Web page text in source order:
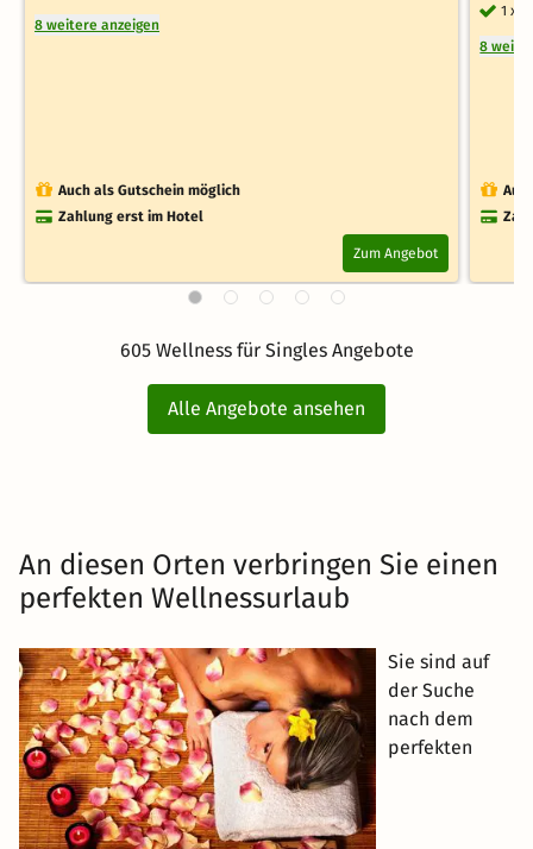
8 weitere anzeigen
Auch als Gutschein möglich
Zahlung erst im Hotel
Zum Angebot
1 x
8
605 Wellness für Singles Angebote
Alle Angebote ansehen
An diesen Orten verbringen Sie einen
perfekten Wellnessurlaub
Sie sind auf
der Suche
nach dem
perfekten